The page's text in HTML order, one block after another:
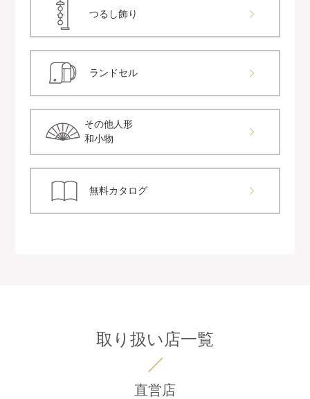
つるし飾り
ランドセル
その他人形
和小物
無料カタログ
取り扱い店一覧
直営店